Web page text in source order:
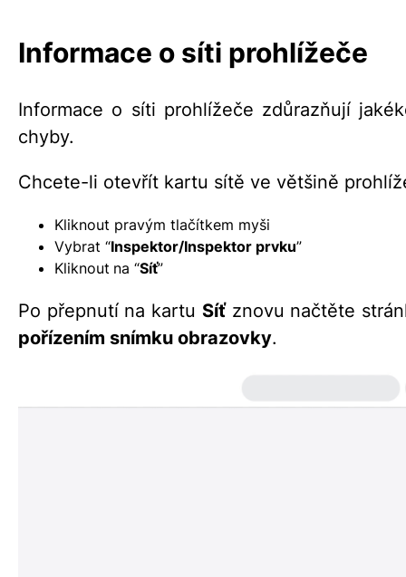
Informace o síti prohlížeče
Informace o síti prohlížeče zdůrazňují
chyby.
Chcete-li otevřít kartu sítě ve většině
Kliknout pravým tlačítkem myši
Vybrat “Inspektor/Inspektor prvku”
Kliknout na “Síť”
Po přepnutí na kartu Síťznovu načtěte
pořízením snímku obrazovky.